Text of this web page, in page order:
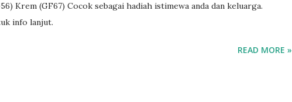
Krem (GF67) Cocok sebagai hadiah istimewa anda dan keluarga.
info lanjut.
READ MORE »